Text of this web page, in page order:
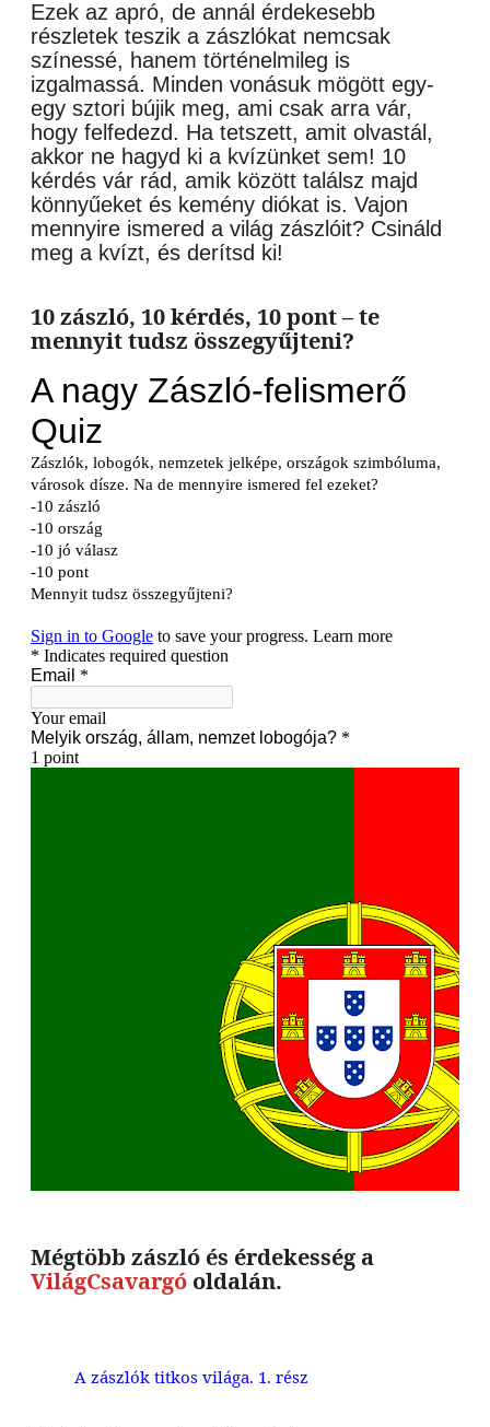
Ezek az apró, de annál érdekesebb
részletek teszik a zászlókat nemcsak
színessé, hanem történelmileg is
izgalmassá. Minden vonásuk mögött egy-
egy sztori bújik meg, ami csak arra vár,
hogy felfedezd. Ha tetszett, amit olvastál,
akkor ne hagyd ki a kvízünket sem! 10
kérdés vár rád, amik között találsz majd
könnyűeket és kemény diókat is. Vajon
mennyire ismered a világ zászlóit? Csináld
meg a kvízt, és derítsd ki!
10 zászló, 10 kérdés, 10 pont – te
mennyit tudsz összegyűjteni?
Mégtöbb zászló és érdekesség a
VilágCsavargó oldalán.
A zászlók titkos világa. 1. rész